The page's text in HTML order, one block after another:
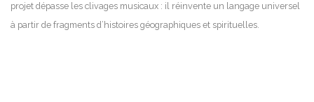
projet dépasse les clivages musicaux : il réinvente un langage universel
à partir de fragments d’histoires géographiques et spirituelles.